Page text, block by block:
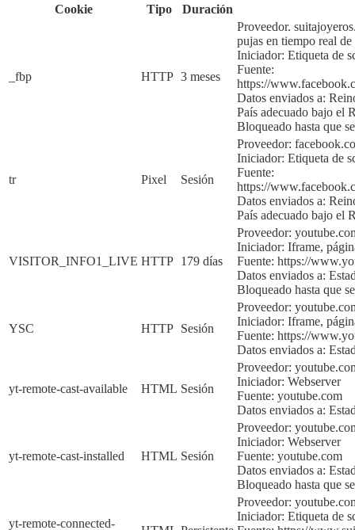
Cookie
Tipo Duración
_fbp HTTP 3 meses
Proveedor.
pujas en tiempo real
Iniciador: Etiqueta de
Fuente:
https://
Datos enviados a:
País adecuado bajo el
Bloqueado hasta que
tr Pixel Sesión
Proveedor:
Iniciador: Etiqueta de
Fuente:
https://
Datos enviados a:
País adecuado bajo el
VISITOR_INFO1_LIVE HTTP 179 días
Proveedor:
Iniciador: Iframe,
Fuente: https://
Datos enviados a:
Bloqueado hasta que
YSC HTTP Sesión
Proveedor:
Iniciador: Iframe,
Fuente: https://
Datos enviados a:
yt-remote-cast-available HTML Sesión
Proveedor:
Iniciador: Webserver
Fuente: youtube.com
Datos enviados a:
yt-remote-cast-installed HTML Sesión
Proveedor:
Iniciador: Webserver
Fuente: youtube.com
Datos enviados a:
Bloqueado hasta que
yt-remote-connected-
Proveedor:
Iniciador: Etiqueta de